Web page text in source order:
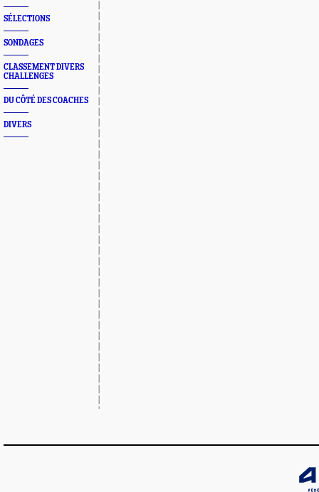
SÉLECTIONS
SONDAGES
CLASSEMENT DIVERS
CHALLENGES
DU CÔTÉ DES COACHES
DIVERS